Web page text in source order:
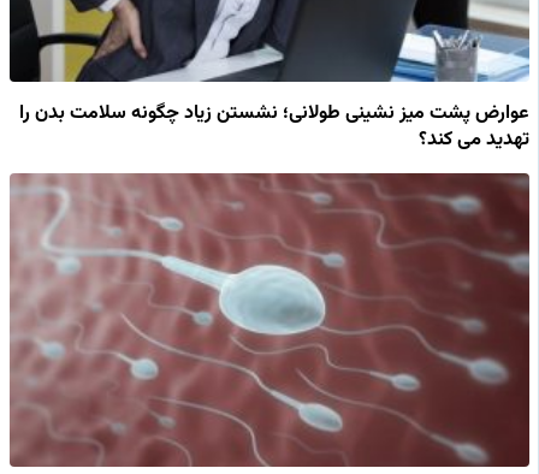
عوارض پشت میز نشینی طولانی؛ نشستن زیاد چگونه سلامت بدن را
تهدید می کند؟